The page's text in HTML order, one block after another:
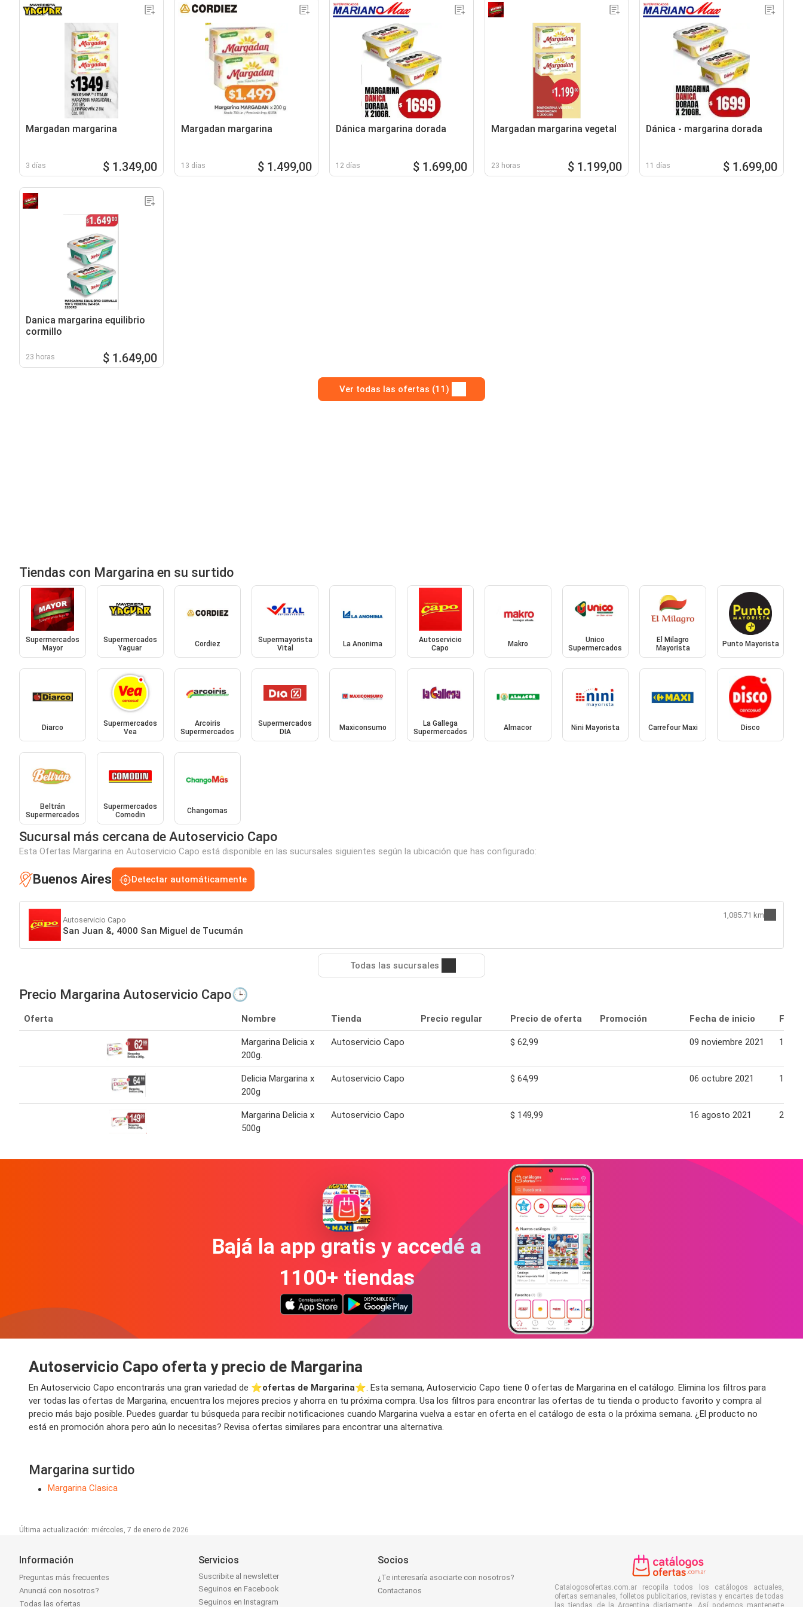
Margadan margarina
3 días $ 1.349,00
Margadan margarina
13 días $ 1.499,00
Dánica margarina dorada
12 días $ 1.699,00
Margadan margarina vegetal
23 horas $ 1.199,00
Dánica - margarina dorada
11 días $ 1.699,00
Danica margarina equilibrio
cormillo
23 horas $ 1.649,00
Ver todas las ofertas (11)
Tiendas con Margarina en su surtido
Supermercados
Mayor
Supermercados
Yaguar
Cordiez
Supermayorista
Vital
La Anonima
Autoservicio
Capo
Makro
Unico
Supermercados
El Milagro
Mayorista
Punto Mayorista
Diarco
Supermercados
Vea
Arcoiris
Supermercados
Supermercados
DIA
Maxiconsumo
La Gallega
Supermercados
Almacor Nini Mayorista Carrefour Maxi Disco
Beltrán
Supermercados
Supermercados
Comodin
Changomas
Sucursal más cercana de Autoservicio Capo
Esta Ofertas Margarina en Autoservicio Capo está disponible en las sucursales siguientes según la ubicación que has configurado:
Buenos Aires Detectar automáticamente
Autoservicio Capo
San Juan &, 4000 San Miguel de Tucumán
1,085.71 km
Todas las sucursales
Precio Margarina Autoservicio Capo🕒
Oferta Nombre Tienda Precio regular Precio de oferta Promoción Fecha de inicio
Margarina Delicia x
200g.
Autoservicio Capo $ 62,99 09 noviembre 2021 15
Delicia Margarina x
200g
Autoservicio Capo $ 64,99 06 octubre 2021 17
Margarina Delicia x
500g
Autoservicio Capo $ 149,99 16 agosto 2021 22
Bajá la app gratis y accedé a
1100+ tiendas
Autoservicio Capo oferta y precio de Margarina
En Autoservicio Capo encontrarás una gran variedad de ⭐️ofertas de Margarina⭐️. Esta semana, Autoservicio Capo tiene 0 ofertas de Margarina en el catálogo. Elimina los filtros para
ver todas las ofertas de Margarina, encuentra los mejores precios y ahorra en tu próxima compra. Usa los filtros para encontrar las ofertas de tu tienda o producto favorito y compra al
precio más bajo posible. Puedes guardar tu búsqueda para recibir notificaciones cuando Margarina vuelva a estar en oferta en el catálogo de esta o la próxima semana. ¿El producto no
está en promoción ahora pero aún lo necesitas? Revisa ofertas similares para encontrar una alternativa.
Margarina surtido
Margarina Clasica
Última actualización: miércoles, 7 de enero de 2026
Información
Preguntas más frecuentes
Anunciá con nosotros?
Todas las ofertas
Servicios
Suscribite al newsletter
Seguinos en Facebook
Seguinos en Instagram
Socios
¿Te interesaría asociarte con nosotros?
Contactanos
Catalogosofertas.com.ar recopila todos los catálogos actuales,
ofertas semanales, folletos publicitarios, revistas y encartes de todas
las tiendas de la Argentina diariamente. Así podemos mantenerte